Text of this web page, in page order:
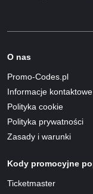
O nas
Promo-Codes.pl
Informacje kontaktowe
Polityka cookie
Polityka prywatności
Zasady i warunki
Kody promocyjne
Ticketmaster